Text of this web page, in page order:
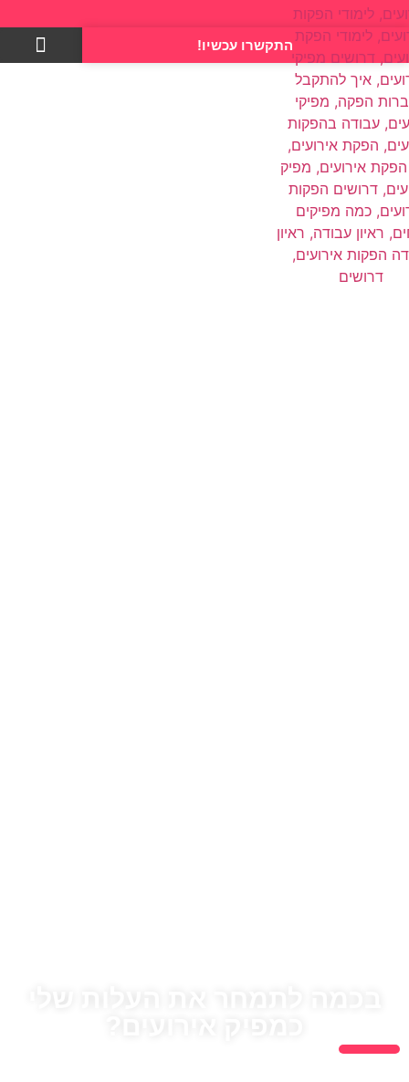
התקשרו עכשיו!